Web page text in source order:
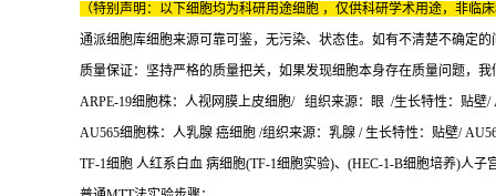
（特别声明：以下细胞均为科研用途细胞 ，仅供科研学术用途，非临
通派细胞库细胞来源可靠可鉴，无污染、状态佳。如有不清楚不确定
质量保证：坚持严格的质量把关，如果发现细胞本身存在质量问题，
ARPE-19细胞株：人视网膜上皮细胞/ 组织来源：眼 /生长特性：贴壁/
AU565细胞株：人乳腺 癌细胞 /组织来源：乳腺 / 生长特性：贴壁/
TF-1细胞 人红系白血 病细胞(TF-1细胞实验)、(HEC-1-B细胞培养)人子